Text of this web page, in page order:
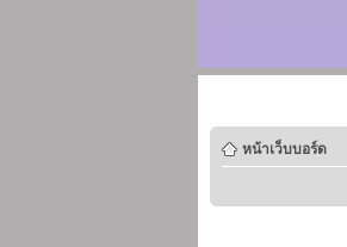
หน้าเว็บบอร์ด